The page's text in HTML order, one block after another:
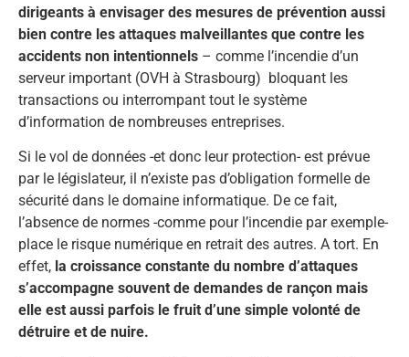
dirigeants à envisager des mesures de prévention aussi
bien contre les attaques malveillantes que contre les
accidents non intentionnels – comme l’incendie d’un
serveur important (OVH à Strasbourg) bloquant les
transactions ou interrompant tout le système
d’information de nombreuses entreprises.
Si le vol de données -et donc leur protection- est prévue
par le législateur, il n’existe pas d’obligation formelle de
sécurité dans le domaine informatique. De ce fait,
l’absence de normes -comme pour l’incendie par exemple-
place le risque numérique en retrait des autres. A tort. En
effet, la croissance constante du nombre d’attaques
s’accompagne souvent de demandes de rançon mais
elle est aussi parfois le fruit d’une simple volonté de
détruire et de nuire.